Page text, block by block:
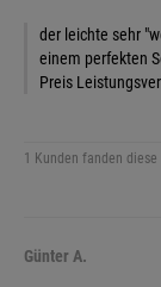
der leichte sehr
einem perfekten
Preis
1 Kunden fanden
Günter A.